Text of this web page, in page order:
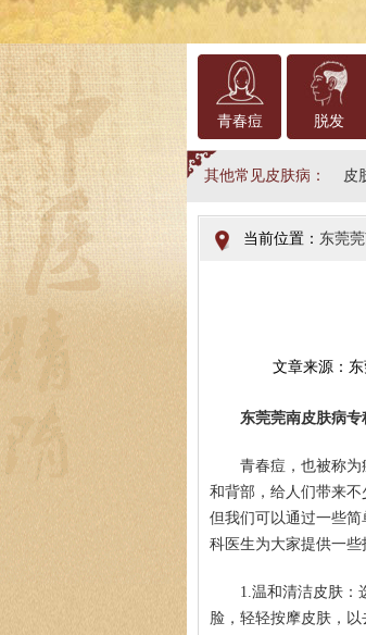
青春痘 脱发
其他常见皮肤病： 皮
当前位置： 东莞
文章来源：
东莞莞南皮肤病专
青春痘，也被称
和背部，给人们带来
但我们可以通过一些
科医生为大家提供一些
1.温和清洁皮肤：
脸，轻轻按摩皮肤，